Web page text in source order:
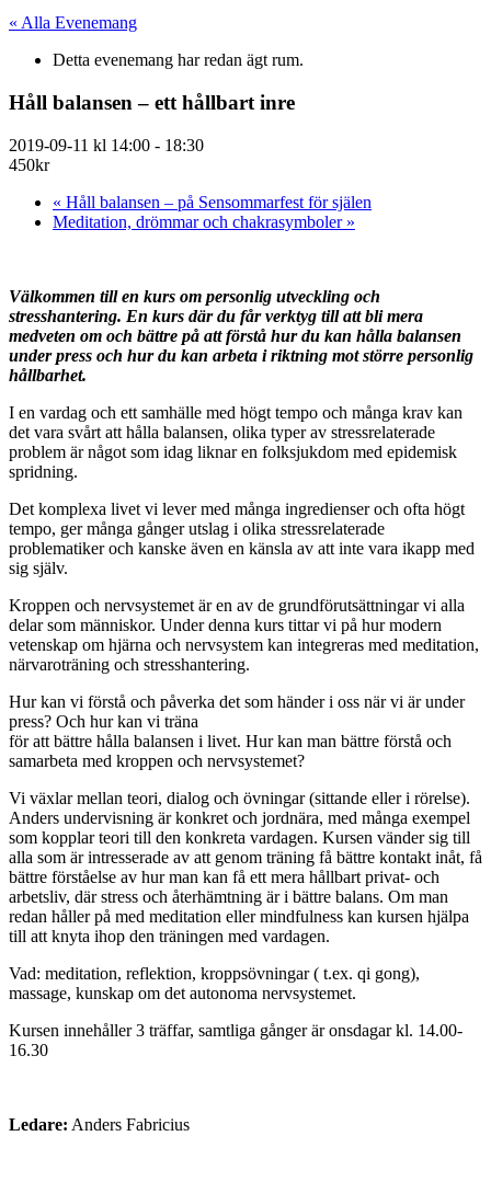
« Alla Evenemang
Detta evenemang har redan ägt rum.
Håll balansen – ett hållbart inre
2019-09-11 kl 14:00 - 18:30
450kr
« Håll balansen – på Sensommarfest för själen
Meditation, drömmar och chakrasymboler »
Välkommen till en kurs om personlig utveckling och
stresshantering. En kurs där du får verktyg till att bli mera
medveten om och bättre på att förstå hur du kan hålla balansen
under press och hur du kan arbeta i riktning mot större personlig
hållbarhet.
I en vardag och ett samhälle med högt tempo och många krav kan
det vara svårt att hålla balansen, olika typer av stressrelaterade
problem är något som idag liknar en folksjukdom med epidemisk
spridning.
Det komplexa livet vi lever med många ingredienser och ofta högt
tempo, ger många gånger utslag i olika stressrelaterade
problematiker och kanske även en känsla av att inte vara ikapp med
sig själv.
Kroppen och nervsystemet är en av de grundförutsättningar vi alla
delar som människor. Under denna kurs tittar vi på hur modern
vetenskap om hjärna och nervsystem kan integreras med meditation,
närvaroträning och stresshantering.
Hur kan vi förstå och påverka det som händer i oss när vi är under
press? Och hur kan vi träna
för att bättre hålla balansen i livet. Hur kan man bättre förstå och
samarbeta med kroppen och nervsystemet?
Vi växlar mellan teori, dialog och övningar (sittande eller i rörelse).
Anders undervisning är konkret och jordnära, med många exempel
som kopplar teori till den konkreta vardagen. Kursen vänder sig till
alla som är intresserade av att genom träning få bättre kontakt inåt, få
bättre förståelse av hur man kan få ett mera hållbart privat- och
arbetsliv, där stress och återhämtning är i bättre balans. Om man
redan håller på med meditation eller mindfulness kan kursen hjälpa
till att knyta ihop den träningen med vardagen.
Vad: meditation, reflektion, kroppsövningar ( t.ex. qi gong),
massage, kunskap om det autonoma nervsystemet.
Kursen innehåller 3 träffar, samtliga gånger är onsdagar kl. 14.00-
16.30
Ledare: Anders Fabricius